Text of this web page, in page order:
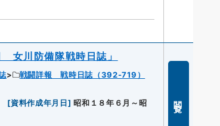
川防備隊戦時日誌」
戦闘詳報 戦時日誌（392-719）
[資料作成年月日] 昭和１８年６月～昭